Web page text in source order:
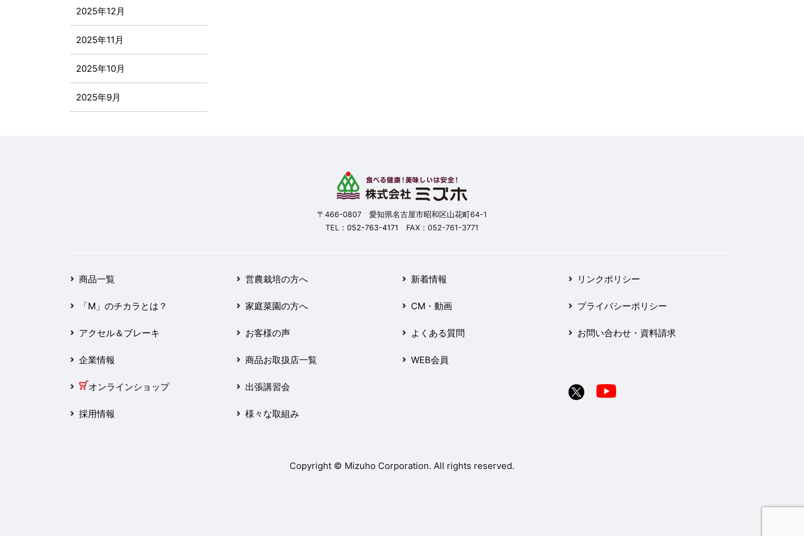
2025年12月
2025年11月
2025年10月
2025年9月
2025年1月
2024年12月
2024年11月
2024年10月
〒466-0807 愛知県名古屋市昭和区山花町64-1
TEL： 052-763-4171 FAX：052-761-3771
商品一覧
「M」のチカラとは？
アクセル＆ブレーキ
企業情報
オンラインショップ
採用情報
営農栽培の方へ
家庭菜園の方へ
お客様の声
商品お取扱店一覧
出張講習会
様々な取組み
新着情報
CM・動画
よくある質問
WEB会員
リンクポリシー
プライバシーポリシー
お問い合わせ・資料請求
Copyright © Mizuho Corporation. All rights reserved.